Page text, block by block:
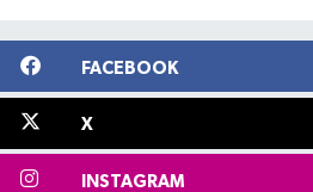
FACEBOOK
X
INSTAGRAM